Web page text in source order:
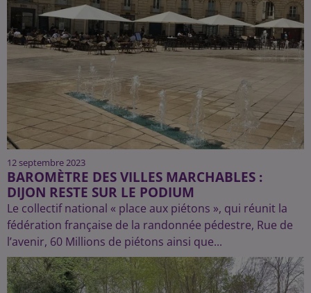
12 septembre 2023
BAROMÈTRE DES VILLES MARCHABLES :
DIJON RESTE SUR LE PODIUM
Le collectif national « place aux piétons », qui réunit la
fédération française de la randonnée pédestre, Rue de
l’avenir, 60 Millions de piétons ainsi que...